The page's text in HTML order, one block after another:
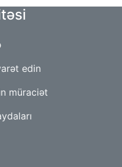
edin
müraciət